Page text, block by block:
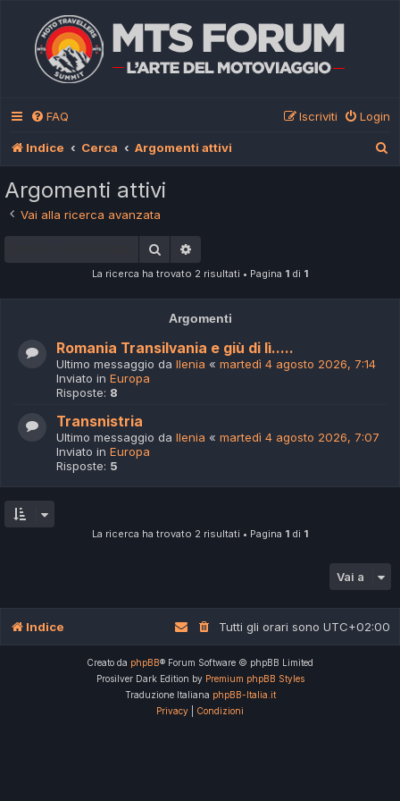
FAQ Login
Iscriviti
Indice Cerca Argomenti attivi
Argomenti attivi
Vai alla ricerca avanzata
Cerca
La ricerca ha trovato 2 risultati • Pagina 1 di 1
Argomenti
Romania Transilvania e giù di lì.....
Ultimo messaggio da Ilenia « martedì 4 agosto 2026, 7:14
Inviato in Europa
Risposte: 8
Transnistria
Ultimo messaggio da Ilenia « martedì 4 agosto 2026, 7:07
Inviato in Europa
Risposte: 5
La ricerca ha trovato 2 risultati • Pagina 1 di 1
Vai a
Indice Tutti gli orari sono UTC+02:00
Creato da phpBB® Forum Software © phpBB Limited
Prosilver Dark Edition by Premium phpBB Styles
Traduzione Italiana phpBB-Italia.it
Privacy
Condizioni